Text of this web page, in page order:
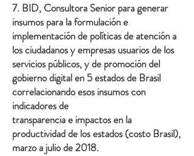
7. BID, Consultora Senior para generar
insumos para la formulación e
implementación de políticas de atención a
los ciudadanos y empresas usuarios de los
servicios públicos, y de promoción del
gobierno digital en 5 estados de Brasil
correlacionando esos insumos con
indicadores de
transparencia e impactos en la
productividad de los estados (costo Brasil),
marzo a julio de 2018.